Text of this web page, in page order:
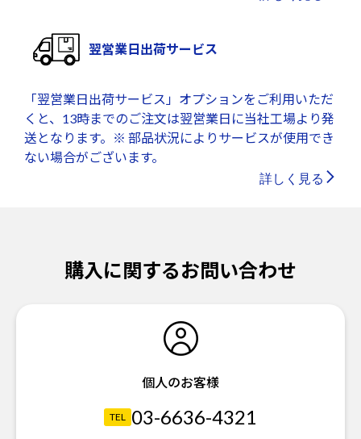
翌営業日出荷サービス
「翌営業日出荷サービス」オプションをご利用いただ
くと、13時までのご注文は翌営業日に当社工場より発
送となります。※ 部品状況によりサービスが使用でき
ない場合がございます。
詳しく見る
購入に関するお問い合わせ
個人のお客様
TEL 03-6636-4321